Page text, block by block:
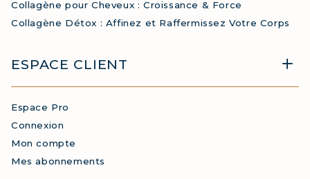
Collagène pour Cheveux : Croissance & Force
Collagène Détox : Affinez et Raffermissez Votre Corps
ESPACE CLIENT
Espace Pro
Connexion
Mon compte
Mes abonnements